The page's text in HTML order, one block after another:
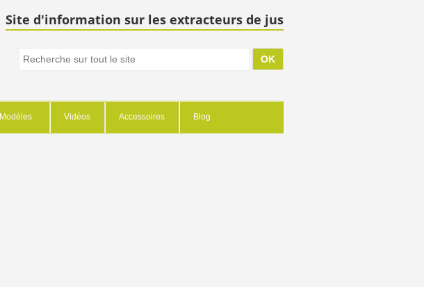
Site d'information sur les extracteurs de jus
Modèles Vidéos Accessoires Blog